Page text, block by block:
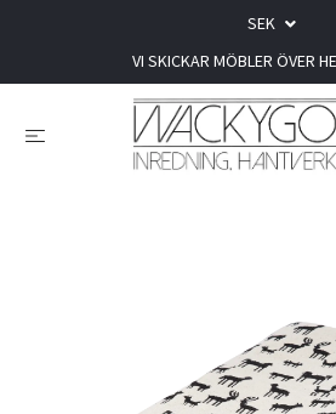
SEK
VI SKICKAR MÖBLER ÖVER